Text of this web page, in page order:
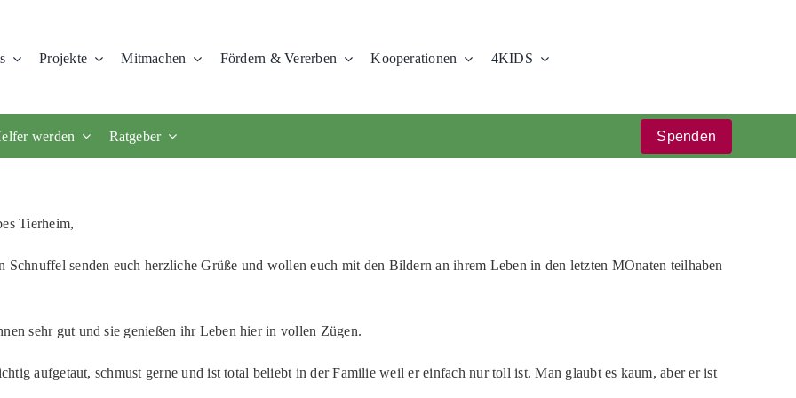
Projekte Mitmachen Fördern & Vererben Kooperationen 4KIDS
werden Ratgeber Spenden
Tierheim,
Schnuffel senden euch herzliche Grüße und wollen euch mit den Bildern an ihrem Leben in den letzten MOnaten teilhaben
sehr gut und sie genießen ihr Leben hier in vollen Zügen.
aufgetaut, schmust gerne und ist total beliebt in der Familie weil er einfach nur toll ist. Man glaubt es kaum, aber er ist